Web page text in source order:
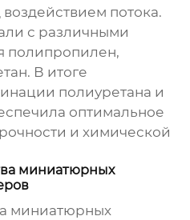
потока.
с различными
полипропилен,
В итоге
полиуретана и
оптимальное
и химической
миниатюрных
миниатюрных